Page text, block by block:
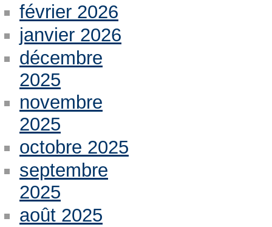
février 2026
janvier 2026
décembre
2025
novembre
2025
octobre 2025
septembre
2025
août 2025